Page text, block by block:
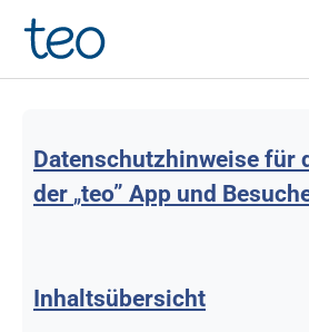
Skip to main navigation
Skip to main content
Skip to page footer
Datenschutzhinweise für
der „teo” App und
Inhaltsübersicht